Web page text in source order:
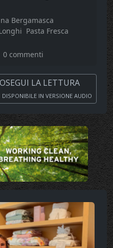
Bergamasca
Pasta Fresca
0 commenti
LA LETTURA
DISPONIBILE IN VERSIONE AUDIO